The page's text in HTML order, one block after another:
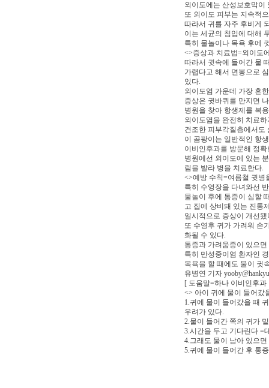
외이도에는 산성보호막이
또 외이도 피부는 지속적
따라서 귀를 자주 후비게
이는 세균의 침입에 대해
특히 물놀이나 목욕 후에
<>증상과 치료법=외이도
따라서 귓속에 들어간 물
가렵다고 해서 면봉으로
있다.
외이도염 가운데 가장 흔
증상은 귓바퀴를 만지면
병원을 찾아 항생제를 복
외이도염을 완전히 치료
건조한 피부각질층에서도
이 곰팡이는 일반적인 항
이비인후과를 방문해 정
병원에선 외이도에 있는
림을 발라 병을 치료한다.
<>예방 수칙=여름철 귓병
특히 수영장을 다녀와선
물놀이 후에 통증이 심할
고 집에 상비돼 있는 진통
일시적으로 증상이 개선
또 수영후 귀가 가려워 손
화될 수 있다.
통증과 가려움증이 있으
특히 만성중이염 환자인
목욕을 할 때에도 물이 귓
유병연 기자
[ 도움말=하나 이비인후과
<> 아이 귀에 물이 들어갔
1.귀에 물이 들어갔을 때
우려가 있다.
2.물이 들어간 쪽의 귀가
3.시간을 두고 기다린다 =
4.그래도 물이 남아 있으
5.귀에 물이 들어간 후 통